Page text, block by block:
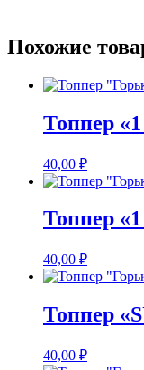
Похожие
Топпер
40,00 ₽
Топпер
40,00 ₽
Топпер
40,00 ₽